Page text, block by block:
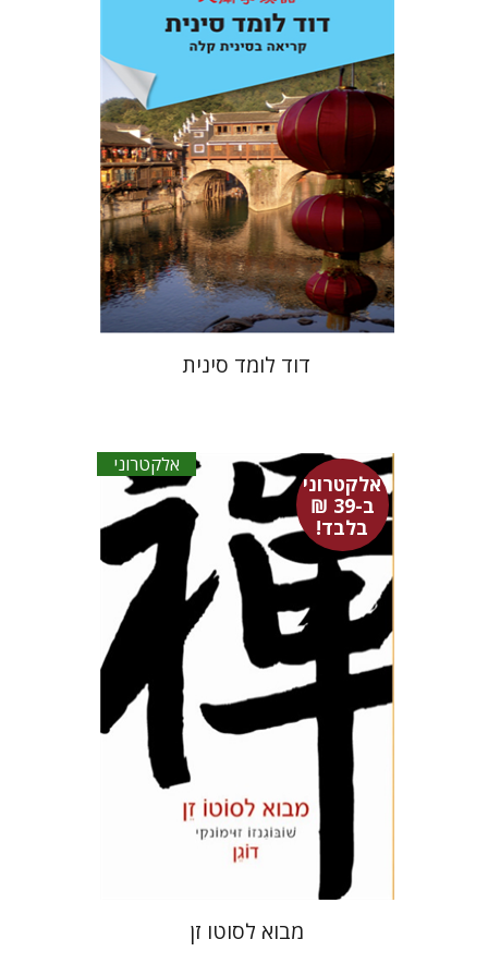
הנחת אתר ספר אלקטרוני
$14
דוד לומד סינית
אלקטרוני
ב-39 ₪
בלבד!
אלקטרוני
דוגן זֵנְגִ'י
ענבל טפר
מָסוּנָגָה רֵיהוֹ
אלקטרוני ב-39 ₪ בלבד!
$14
מבוא לסוטו זן